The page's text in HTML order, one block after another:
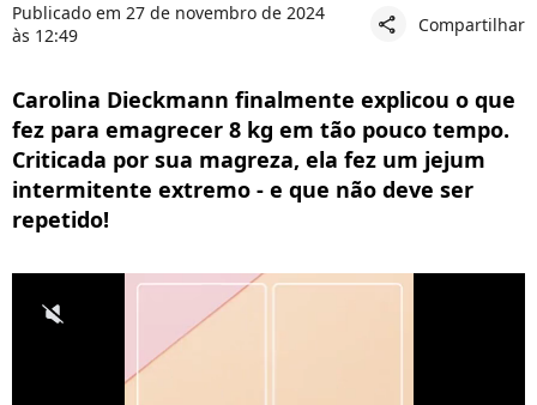
Publicado em 27 de novembro de 2024
às 12:49
share Compartilhar
Carolina Dieckmann finalmente explicou o que
fez para emagrecer 8 kg em tão pouco tempo.
Criticada por sua magreza, ela fez um jejum
intermitente extremo - e que não deve ser
repetido!